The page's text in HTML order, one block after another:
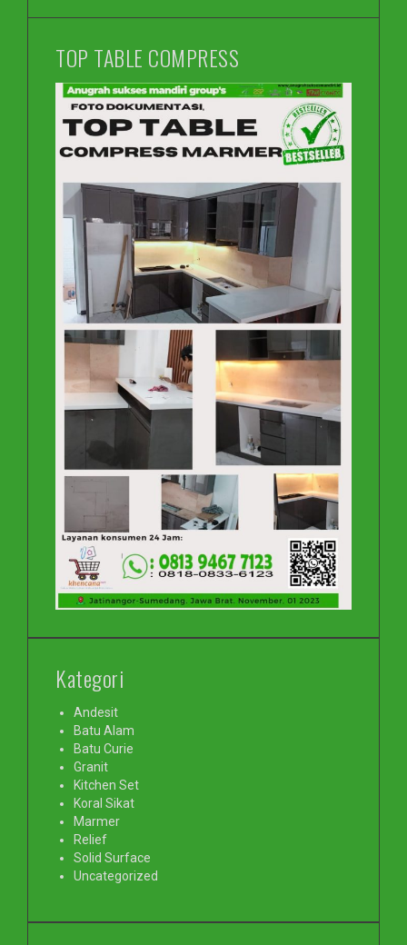
TOP TABLE COMPRESS
Kategori
Andesit
Batu Alam
Batu Curie
Granit
Kitchen Set
Koral Sikat
Marmer
Relief
Solid Surface
Uncategorized